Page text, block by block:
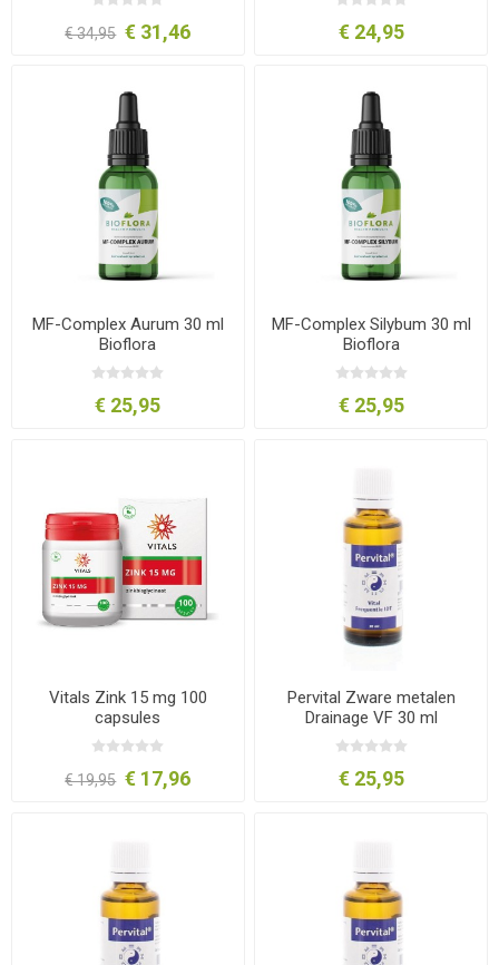
€ 34,95 € 31,46 € 24,95
MF-Complex Aurum 30 ml
Bioflora
€ 25,95
MF-Complex Silybum 30 ml
Bioflora
€ 25,95
Vitals Zink 15 mg 100
capsules
€ 19,95 € 17,96
Pervital Zware metalen
Drainage VF 30 ml
€ 25,95